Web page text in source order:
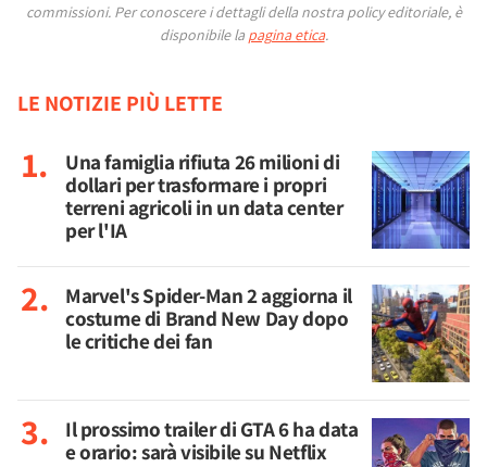
commissioni. Per conoscere i dettagli della nostra policy editoriale, è
disponibile la pagina etica.
LE NOTIZIE PIÙ LETTE
Una famiglia rifiuta 26 milioni di
dollari per trasformare i propri
terreni agricoli in un data center
per l'IA
Marvel's Spider-Man 2 aggiorna il
costume di Brand New Day dopo
le critiche dei fan
Il prossimo trailer di GTA 6 ha data
e orario: sarà visibile su Netflix